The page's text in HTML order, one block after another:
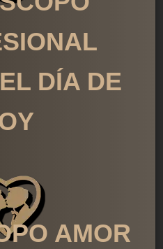
DÍA DE
AMOR